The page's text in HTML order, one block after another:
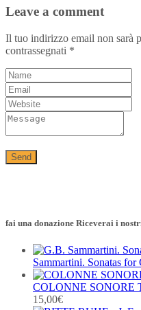
Leave a comment
Il tuo indirizzo email non sarà
contrassegnati *
fai una donazione Riceverai i
Sammartini. Sonatas
COLONNE SONORE
15,00€